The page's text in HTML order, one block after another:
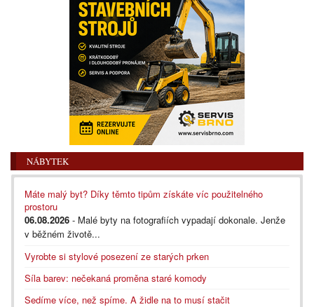
NÁBYTEK
Máte malý byt? Díky těmto tipům získáte víc použitelného
prostoru
06.08.2026 - Malé byty na fotografiích vypadají dokonale. Jenže
v běžném životě...
Vyrobte si stylové posezení ze starých prken
Síla barev: nečekaná proměna staré komody
Sedíme více, než spíme. A židle na to musí stačit